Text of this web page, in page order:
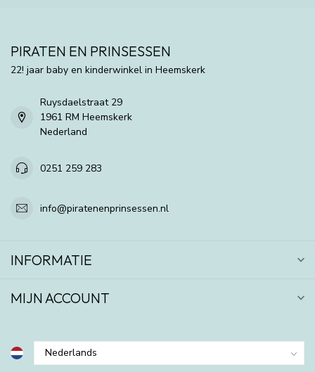
PIRATEN EN PRINSESSEN
22! jaar baby en kinderwinkel in Heemskerk
Ruysdaelstraat 29
1961 RM Heemskerk
Nederland
0251 259 283
info@piratenenprinsessen.nl
INFORMATIE
MIJN ACCOUNT